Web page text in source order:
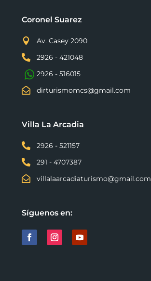
Coronel Suarez

Av. Casey 2090

2926 - 421048
2926 - 516015

dirturismomcs@gmail.com
Villa La Arcadia

2926 - 521157

291 - 4707387

villalaarcadiaturismo@gmail.com
Síguenos en: